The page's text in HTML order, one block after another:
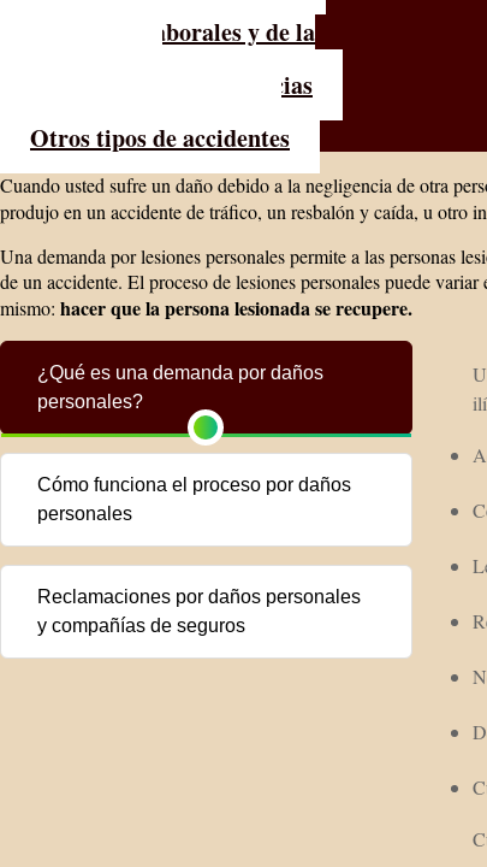
Accidentes laborales y de la
Actos ilícitos y negligencias
Otros tipos de accidentes
Cuando usted sufre un daño debido a la negligencia de otra
produjo en un accidente de tráfico, un resbalón y caída, u otro
Una demanda por lesiones personales permite a las personas
de un accidente. El proceso de lesiones personales puede
mismo: hacer que la persona lesionada se recupere.
¿Qué es una demanda por daños
personales?
Cómo funciona el proceso por daños
personales
Reclamaciones por daños personales
y compañías de seguros